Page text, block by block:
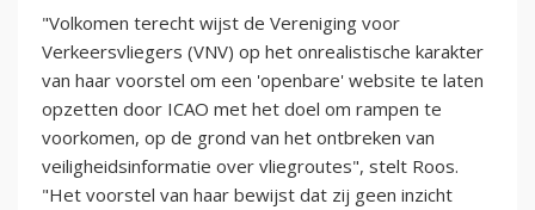
"Volkomen terecht wijst de Vereniging voor
Verkeersvliegers (VNV) op het onrealistische karakter
van haar voorstel om een 'openbare' website te laten
opzetten door ICAO met het doel om rampen te
voorkomen, op de grond van het ontbreken van
veiligheidsinformatie over vliegroutes", stelt Roos.
"Het voorstel van haar bewijst dat zij geen inzicht